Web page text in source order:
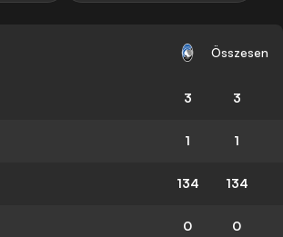
Összesen
3 3
1 1
134 134
0 0